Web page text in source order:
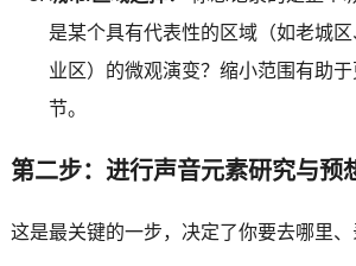
是某个具有代表性的区域（如老城
业区）的微观演变？缩小范围有助
节。
第二步：进行声音元素研究与预
这是最关键的一步，决定了你要去哪里、